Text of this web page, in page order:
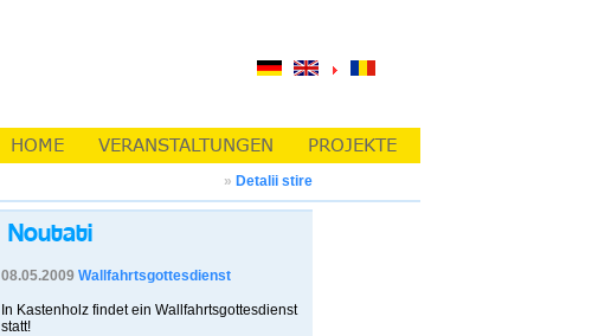
» Detalii stire
08.05.2009 Wallfahrtsgottesdienst
In Kastenholz findet ein Wallfahrtsgottesdienst
statt!